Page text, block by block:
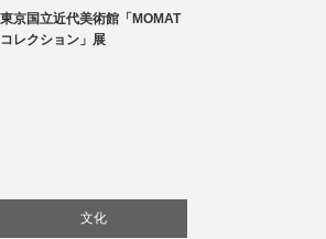
美術展・美術館・博物館巡り
東京国立近代美術館「MOMAT
コレクション」展
文化